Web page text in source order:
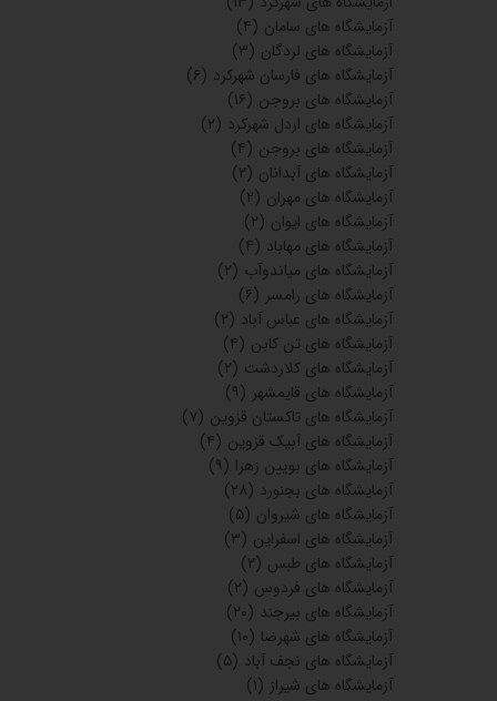
آزمایشگاه های سامان (۴)
آزمایشگاه های لردگان (۳)
آزمایشگاه های فارسان شهرکرد (۶)
آزمایشگاه های بروجن (۱۶)
آزمایشگاه های اردل شهرکرد (۲)
آزمایشگاه های بروجن (۴)
آزمایشگاه های آبدانان (۲)
آزمایشگاه های مهران (۲)
آزمایشگاه های ایوان (۲)
آزمایشگاه های مهاباد (۴)
آزمایشگاه های میاندوآب (۲)
آزمایشگاه های رامسر (۶)
آزمایشگاه های عباس آباد (۲)
آزمایشگاه های تن کابن (۴)
آزمایشگاه های کلاردشت (۲)
آزمایشگاه های قایمشهر (۹)
آزمایشگاه های تاکستان قزوین (۷)
آزمایشگاه های آبیک قزوین (۴)
آزمایشگاه های بویین زهرا (۹)
آزمایشگاه های بجنورد (۲۸)
آزمایشگاه های شیروان (۵)
آزمایشگاه های اسفراین (۳)
آزمایشگاه های طبس (۲)
آزمایشگاه های فردوس (۲)
آزمایشگاه های بیرجند (۲۰)
آزمایشگاه های شهرضا (۱۰)
آزمایشگاه های نجف آباد (۵)
آزمایشگاه های شیراز (۱)